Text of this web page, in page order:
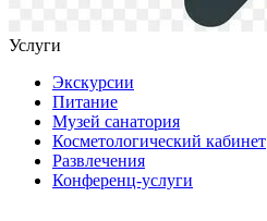
Услуги
Экскурсии
Питание
Музей санатория
Косметологический кабинет
Развлечения
Конференц-услуги